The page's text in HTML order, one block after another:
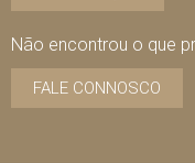
Não encontrou o que
FALE CONNOSCO